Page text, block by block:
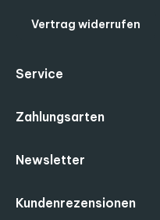
Vertrag widerrufen
Service
Zahlungsarten
Kundenrezensionen
Newsletter